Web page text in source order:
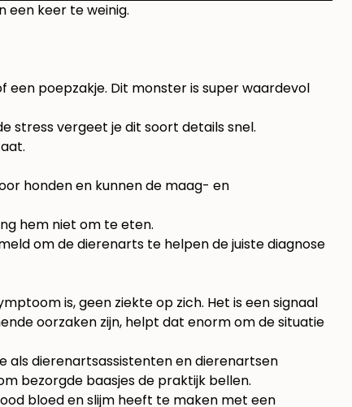
een keer te weinig.
een poepzakje. Dit monster is super waardevol
stress vergeet je dit soort details snel.
honden en kunnen de maag- en
hem niet om te eten.
om de dierenarts te helpen de juiste diagnose
is, geen ziekte op zich. Het is een signaal
oorzaken zijn, helpt dat enorm om de situatie
als dierenartsassistenten en dierenartsen
bezorgde baasjes de praktijk bellen.
bloed en slijm heeft te maken met een